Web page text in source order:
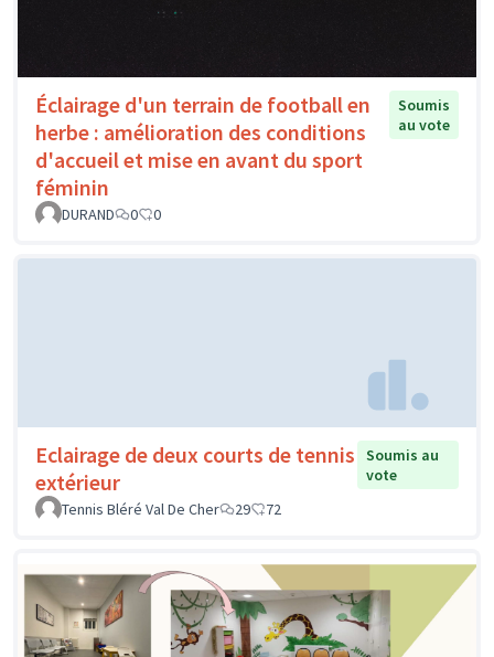
Éclairage d'un terrain de football en
herbe : amélioration des conditions
d'accueil et mise en avant du sport
féminin
Soumis
au vote
DURAND 0 0
Eclairage de deux courts de tennis
extérieur
Soumis au
vote
Tennis Bléré Val De Cher
29 72